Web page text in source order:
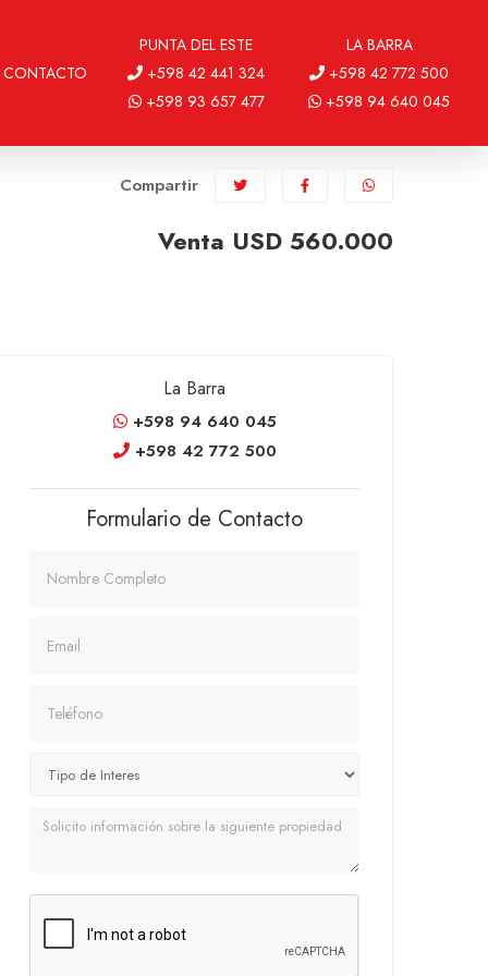
CONTACTO
PUNTA DEL ESTE
+598 42 441 324
+598 93 657 477
LA BARRA
+598 42 772 500
+598 94 640 045
Compartir
Venta USD 560.000
La Barra
+598 94 640 045
+598 42 772 500
Formulario de Contacto
Mensaje